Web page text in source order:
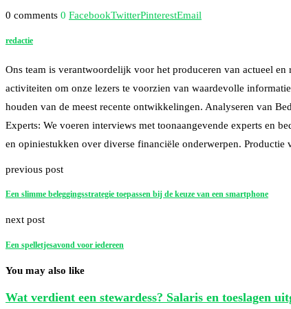
0 comments 0 FacebookTwitterPinterestEmail
redactie
Ons team is verantwoordelijk voor het produceren van actueel
activiteiten om onze lezers te voorzien van waardevolle
houden van de meest recente ontwikkelingen. Analyseren van
Experts: We voeren interviews met toonaangevende experts en
en opiniestukken over diverse financiële onderwerpen. Productie
previous post
Een slimme beleggingsstrategie toepassen bij de keuze van een smartphone
next post
Een spelletjesavond voor iedereen
You may also like
Wat verdient een stewardess? Salaris en toeslagen